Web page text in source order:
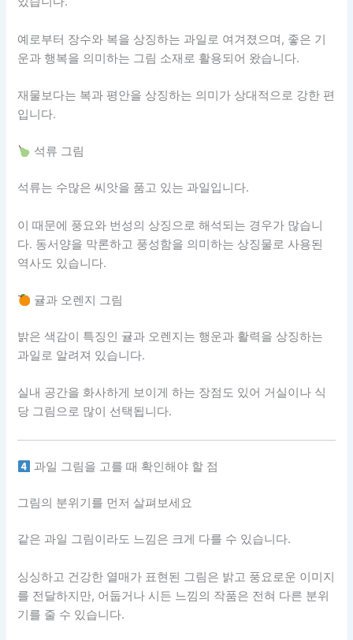
예로부터 장수와 복을 상징하는 과일로 여겨졌으며, 좋은 기
운과 행복을 의미하는 그림 소재로 활용되어 왔습니다.
재물보다는 복과 평안을 상징하는 의미가 상대적으로 강한 편
입니다.
석류 그림
석류는 수많은 씨앗을 품고 있는 과일입니다.
이 때문에 풍요와 번성의 상징으로 해석되는 경우가 많습니
다. 동서양을 막론하고 풍성함을 의미하는 상징물로 사용된
역사도 있습니다.
귤과 오렌지 그림
밝은 색감이 특징인 귤과 오렌지는 행운과 활력을 상징하는
과일로 알려져 있습니다.
실내 공간을 화사하게 보이게 하는 장점도 있어 거실이나 식
당 그림으로 많이 선택됩니다.
과일 그림을 고를 때 확인해야 할 점
그림의 분위기를 먼저 살펴보세요
같은 과일 그림이라도 느낌은 크게 다를 수 있습니다.
싱싱하고 건강한 열매가 표현된 그림은 밝고 풍요로운 이미지
를 전달하지만, 어둡거나 시든 느낌의 작품은 전혀 다른 분위
기를 줄 수 있습니다.